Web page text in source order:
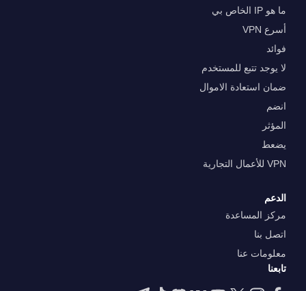
ما هو IP الخاص بي
أسرع VPN
فوائد
لا يوجد تتبع للمستخدم
ضمان استعادة الاموال
انضم
المؤثر
يضعط
VPN للأعمال التجارية
الدعم
مركز المساعدة
اتصل بنا
معلومات عنا
تابعنا